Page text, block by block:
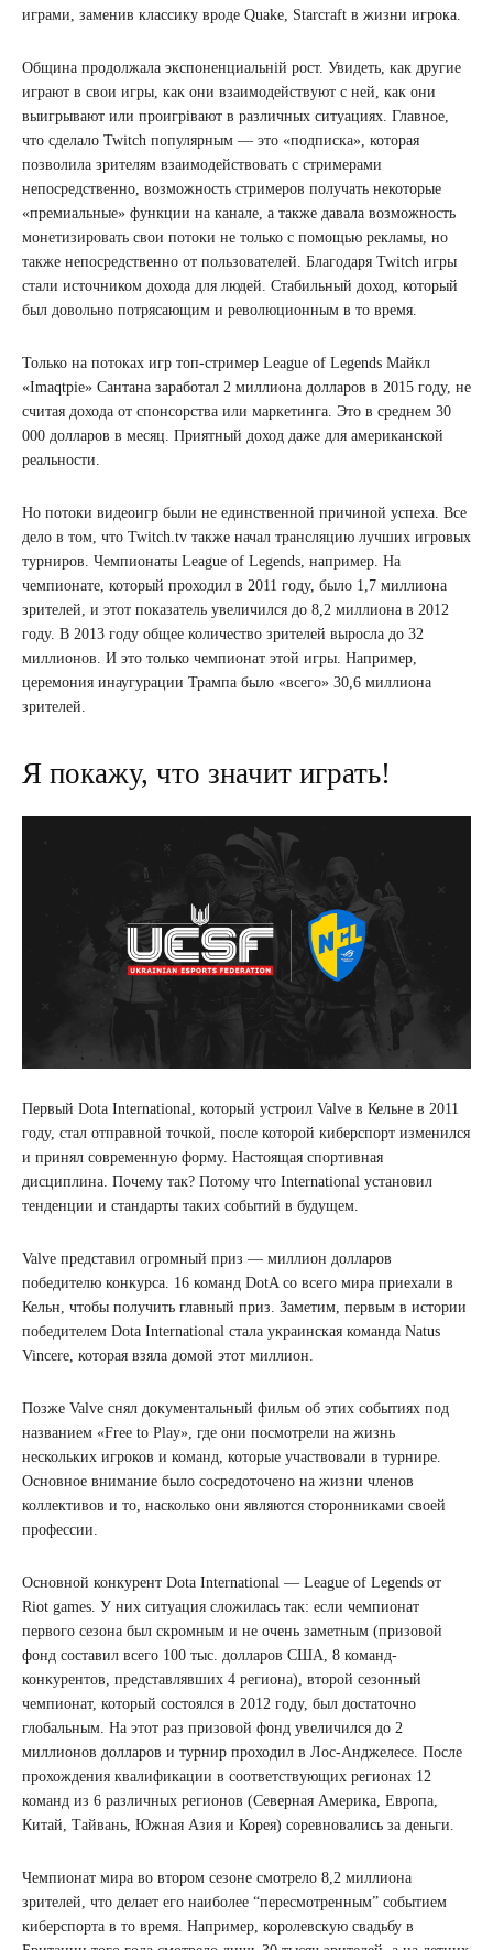
играми, заменив классику вроде Quake, Starcraft в жизни игрока.
Община продолжала экспоненциальній рост. Увидеть, как другие
играют в свои игры, как они взаимодействуют с ней, как они
выигрывают или проигрівают в различных ситуациях. Главное,
что сделало Twitch популярным — это «подписка», которая
позволила зрителям взаимодействовать с стримерами
непосредственно, возможность стримеров получать некоторые
«премиальные» функции на канале, а также давала возможность
монетизировать свои потоки не только с помощью рекламы, но
также непосредственно от пользователей. Благодаря Twitch игры
стали источником дохода для людей. Стабильный доход, который
был довольно потрясающим и революционным в то время.
Только на потоках игр топ-стример League of Legends Майкл
«Imaqtpie» Сантана заработал 2 миллиона долларов в 2015 году, не
считая дохода от спонсорства или маркетинга. Это в среднем 30
000 долларов в месяц. Приятный доход даже для американской
реальности.
Но потоки видеоигр были не единственной причиной успеха. Все
дело в том, что Twitch.tv также начал трансляцию лучших игровых
турниров. Чемпионаты League of Legends, например. На
чемпионате, который проходил в 2011 году, было 1,7 миллиона
зрителей, и этот показатель увеличился до 8,2 миллиона в 2012
году. В 2013 году общее количество зрителей выросла до 32
миллионов. И это только чемпионат этой игры. Например,
церемония инаугурации Трампа было «всего» 30,6 миллиона
зрителей.
Я покажу, что значит играть!
Первый Dota International, который устроил Valve в Кельне в 2011
году, стал отправной точкой, после которой киберспорт изменился
и принял современную форму. Настоящая спортивная
дисциплина. Почему так? Потому что International установил
тенденции и стандарты таких событий в будущем.
Valve представил огромный приз — миллион долларов
победителю конкурса. 16 команд DotA со всего мира приехали в
Кельн, чтобы получить главный приз. Заметим, первым в истории
победителем Dota International стала украинская команда Natus
Vincere, которая взяла домой этот миллион.
Позже Valve снял документальный фильм об этих событиях под
названием «Free to Play», где они посмотрели на жизнь
нескольких игроков и команд, которые участвовали в турнире.
Основное внимание было сосредоточено на жизни членов
коллективов и то, насколько они являются сторонниками своей
профессии.
Основной конкурент Dota International — League of Legends от
Riot games. У них ситуация сложилась так: если чемпионат
первого сезона был скромным и не очень заметным (призовой
фонд составил всего 100 тыс. долларов США, 8 команд-
конкурентов, представлявших 4 региона), второй сезонный
чемпионат, который состоялся в 2012 году, был достаточно
глобальным. На этот раз призовой фонд увеличился до 2
миллионов долларов и турнир проходил в Лос-Анджелесе. После
прохождения квалификации в соответствующих регионах 12
команд из 6 различных регионов (Северная Америка, Европа,
Китай, Тайвань, Южная Азия и Корея) соревновались за деньги.
Чемпионат мира во втором сезоне смотрело 8,2 миллиона
зрителей, что делает его наиболее “пересмотренным” событием
киберспорта в то время. Например, королевскую свадьбу в